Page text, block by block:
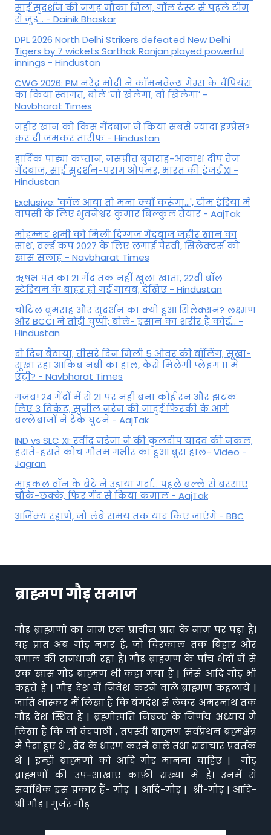
साई सुदर्शन की जगह मौका मिला, गॉल टेस्ट से पहले टीम
से जुड़... - Dainik Bhaskar
DPL 2026 North Delhi Strikers defeated New Delhi
Tigers by 7 wickets Sarthak Ranjan played powerful
innings - Hindustan
CWG 2026: PM नरेंद्र मोदी ने कॉमनवेल्थ गेम्स के चैंपियंस
का किया स्वागत, बोले 'जो खेलेगा, वो खिलेगा' -
Navbharat Times
जहीर खान को किस गेंदबाज ने किया सबसे ज्यादा इम्प्रेस?
कर दी जमकर तारीफ - Hindustan
हार्दिक पांड्या कप्तान, जसप्रीत बुमराह-आकाश दीप तेज
गेंदबाज, साई सुदर्शन-पराग ओपनर, भारत की इंजर्ड XI -
Hindustan
Exclusive: 'कॉल आया तो मना क्यों करूंगा...', टीम इंडिया में
वापसी के लिए भुवनेश्वर कुमार बिल्कुल तैयार - AajTak
मोहम्मद शमी को मिली दिग्गज गेंदबाज जहीर खान का
साथ, वर्ल्ड कप 2027 के लिए लगाई पैरवी, सिलेक्टर्स को
खास सलाह - Navbharat Times
ऋषभ पंत का 21 गेंद तक नहीं खुला खाता, 22वीं बॉल
स्टेडियम के बाहर हो गई गायब; देखिए - Hindustan
चोटिल बुमराह और सुदर्शन का क्यों हुआ सिलेक्शन? लक्ष्मण
और BCCI ने तोड़ी चुप्पी; बोले- इंसान का शरीर है कोई… -
Hindustan
दो दिन बैठाया, तीसरे दिन मिली 5 ओवर की बॉलिंग, सूखा-
सूखा रहा आकिब नबी का हाल, कैसे मिलेगी प्लेइंग 11 में
एंट्री? - Navbharat Times
गजब! 24 गेंदों में से 21 पर नहीं बना कोई रन और झटक
लिए 3 विकेट, सुनील नरेन की जादुई फिरकी के आगे
बल्लेबाजों ने टेके घुटने - AajTak
IND vs SLC XI: रवींद्र जडेजा ने की कुलदीप यादव की नकल,
हंसते-हंसते कोच गौतम गंभीर का हुआ बुरा हाल- Video -
Jagran
माइकल वॉन के बेटे ने उड़ाया गर्दा... पहले बल्ले से बरसाए
चौके-छक्के, फिर गेंद से किया कमाल - AajTak
अजिंक्य रहाणे, जो लंबे समय तक याद किए जाएंगे - BBC
ब्राह्मण गौड़ समाज
गौड़ ब्राह्मणों का नाम एक प्राचीन प्रांत के नाम पर पड़ा है।
यह प्रांत अब गौड़ नगर है, जो चिरकाल तक बिहार और
बंगाल की राजधानी रहा है। गौड़ ब्राहमण के पाँच भेदों में से
एक खास गौड़ ब्राह्मण भी कहा गया है | जिसे आदि गौड़ भी
कहते हैं | गौड़ देश में निवेश करने वाले ब्राह्मण कहलाये |
जाति भास्कर मैं लिखा है कि बंगदेश से लेकर अमरनाथ तक
गौड़ देश स्थित है | ब्रह्मोत्पत्ति निबन्ध के निर्णय अध्याय मैं
लिखा है कि जो वेदपाठी , तपस्वी ब्राह्मण सर्वप्रथम ब्रह्मक्षेत्र
मैं पैदा हुए थे , वेद के धारण करने वाले तथा सदाचार प्रवर्तक
थे | इन्ही ब्राह्मणो को आदि गौड़ मानना चाहिए | गौड़
ब्राह्मणों की उप-शाखाएं काफ़ी संख्या में हैं। उनमें से
सर्वाधिक इस प्रकार हैं- गौड़ | आदि-गौड़ | श्री-गौड़ | आदि-
श्री गौड़ | गुर्जर गौड़